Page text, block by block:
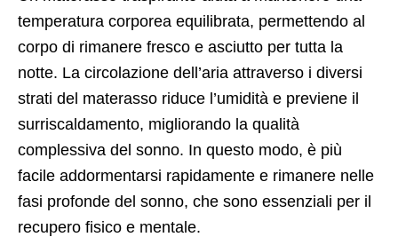
temperatura corporea equilibrata, permettendo al
corpo di rimanere fresco e asciutto per tutta la
notte. La circolazione dell’aria attraverso i diversi
strati del materasso riduce l’umidità e previene il
surriscaldamento, migliorando la qualità
complessiva del sonno. In questo modo, è più
facile addormentarsi rapidamente e rimanere nelle
fasi profonde del sonno, che sono essenziali per il
recupero fisico e mentale.